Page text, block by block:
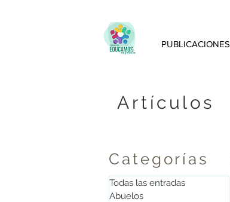
PUBLICACIONES
Artículos
Categorías
Todas las entradas
Abuelos